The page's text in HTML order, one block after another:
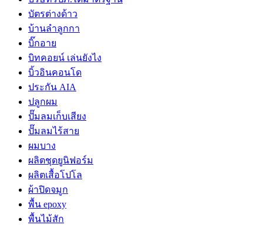
บัตรต่างด้าว
บ้านลำลูกกา
บิ๊กอาย
บิทคอยน์ เล่นยังไง
บิ้วอินคอนโด
ประกัน AIA
ปลูกผม
ปั๊มลมเก็บเสียง
ปั๊มลมไร้สาย
ผมบาง
ผลิตชุดยูนิฟอร์ม
ผลิตเสื้อโปโล
ผ้าปิดจมูก
พื้น epoxy
พื้นไม้สัก